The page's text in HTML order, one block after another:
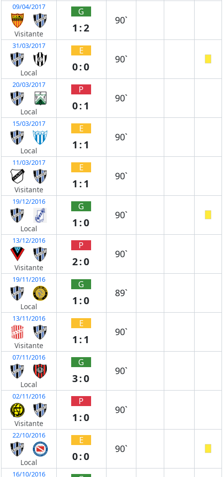
09/04/2017
Visitante
G
1:2
90`
31/03/2017
Local
E
0:0
90`
20/03/2017
Local
P
0:1
90`
15/03/2017
Local
E
1:1
90`
11/03/2017
Visitante
E
1:1
90`
19/12/2016
Local
G
1:0
90`
13/12/2016
Visitante
P
2:0
90`
19/11/2016
Local
G
1:0
89`
13/11/2016
Visitante
E
1:1
90`
07/11/2016
Local
G
3:0
90`
02/11/2016
Visitante
P
1:0
90`
22/10/2016
Local
E
0:0
90`
16/10/2016